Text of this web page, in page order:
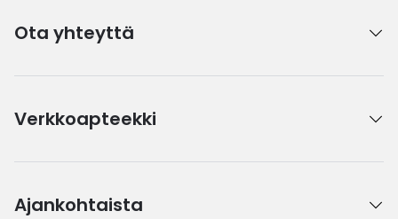
Ota yhteyttä
Verkkoapteekki
Ajankohtaista